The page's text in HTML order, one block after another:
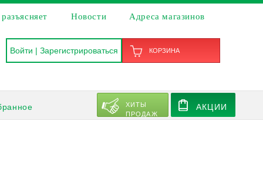
Новости Адреса магазинов
Войти | Зарегистрироваться КОРЗИНА
ХИТЫ
ПРОДАЖ
АКЦИИ